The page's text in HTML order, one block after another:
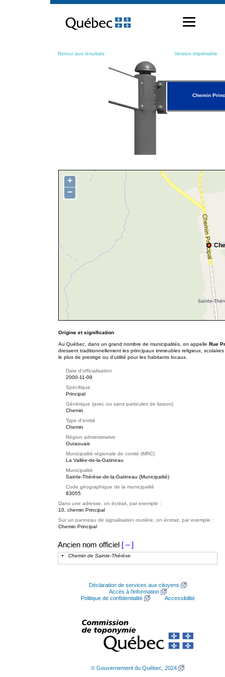
contenu
Retour aux résultats Version imprimable
Chemin
+
−
Origine et signification
Au Québec, dans un grand nombre de municipalités, on appelle Rue
dressent traditionnellement les principaux immeubles religieux,
le plus de prestige ou d'utilité pour les habitants locaux.
Date d'officialisation
2000-11-09
Spécifique
Principal
Générique (avec ou sans particules de liaison)
Chemin
Type d'entité
Chemin
Région administrative
Outaouais
Municipalité régionale de comté (MRC)
La Vallée-de-la-Gatineau
Municipalité
Sainte-Thérèse-de-la-Gatineau (Municipalité)
Code géographique de la municipalité
83055
Dans une adresse, on écrirait, par exemple :
10, chemin Principal
Sur un panneau de signalisation routière, on écrirait, par exemple :
Chemin Principal
Ancien nom officiel [ – ]
Chemin de Sainte-Thérèse
Déclaration de services aux citoyens
Accès à l’information
Politique de confidentialité
Accessibilité
© Gouvernement du Québec, 2024